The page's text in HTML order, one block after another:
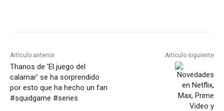
Artículo anterior
Thanos de 'El juego del
calamar' se ha sorprendido
por esto que ha hecho un fan
#squidgame #series
Artículo siguiente